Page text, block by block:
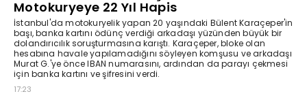
Motokuryeye 22 Yıl Hapis
İstanbul'da motokuryelik yapan 20 yaşındaki Bülent Karaçeper'in
başı, banka kartını ödünç verdiği arkadaşı yüzünden büyük bir
dolandırıcılık soruşturmasına karıştı. Karaçeper, bloke olan
hesabına havale yapılamadığını söyleyen komşusu ve arkadaşı
Murat G.'ye önce IBAN numarasını, ardından da parayı çekmesi
için banka kartını ve şifresini verdi.
17:23